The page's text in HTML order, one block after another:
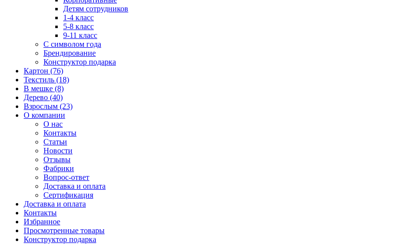
Детям сотрудников
1-4 класс
5-8 класс
9-11 класс
С символом года
Брендирование
Конструктор подарка
Картон (76)
Текстиль (18)
В мешке (8)
Дерево (40)
Взрослым (23)
О компании
О нас
Контакты
Статьи
Новости
Отзывы
Фабрики
Вопрос-ответ
Доставка и оплата
Сертификация
Доставка и оплата
Контакты
Избранное
Просмотренные товары
Конструктор подарка